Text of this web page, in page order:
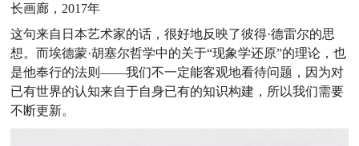
长画廊，2017年
这句来自日本艺术家的话，很好地反映了彼得·德雷尔的思
想。而埃德蒙·胡塞尔哲学中的关于“现象学还原”的理论，也
是他奉行的法则——我们不一定能客观地看待问题，因为对
已有世界的认知来自于自身已有的知识构建，所以我们需要
不断更新。